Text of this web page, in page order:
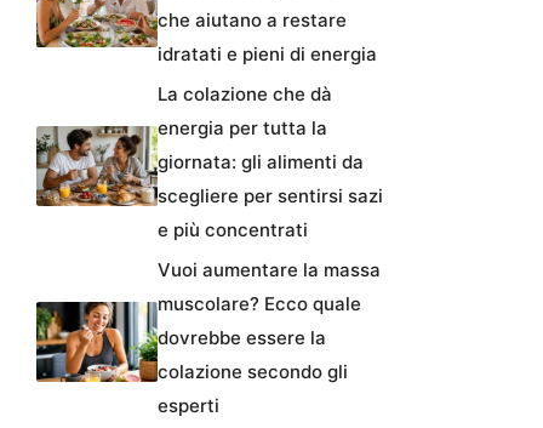
che aiutano a restare
idratati e pieni di energia
La colazione che dà
energia per tutta la
giornata: gli alimenti da
scegliere per sentirsi sazi
e più concentrati
Vuoi aumentare la massa
muscolare? Ecco quale
dovrebbe essere la
colazione secondo gli
esperti